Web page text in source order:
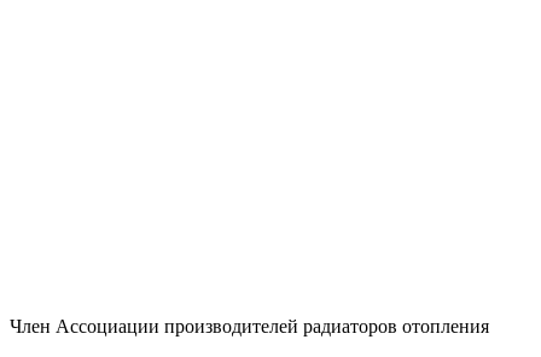
Член Ассоциации производителей радиаторов отопления